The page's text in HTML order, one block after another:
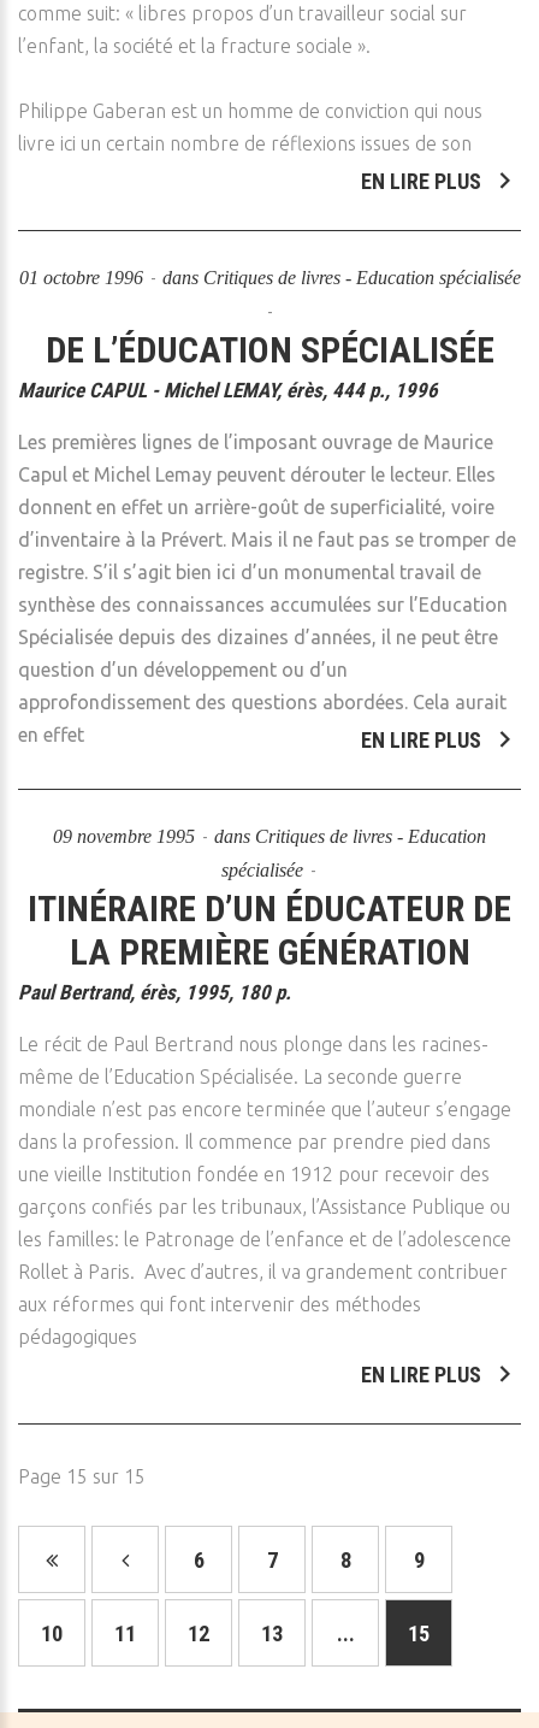
comme suit: « libres propos d’un travailleur social sur
l’enfant, la société et la fracture sociale ».
Philippe Gaberan est un homme de conviction qui nous
livre ici un certain nombre de réflexions issues de son
EN LIRE PLUS
01 octobre 1996 dans Critiques de livres - Education spécialisée
DE L’ÉDUCATION SPÉCIALISÉE
Maurice CAPUL - Michel LEMAY, érès, 444 p., 1996
Les premières lignes de l’imposant ouvrage de Maurice
Capul et Michel Lemay peuvent dérouter le lecteur. Elles
donnent en effet un arrière-goût de superficialité, voire
d’inventaire à la Prévert. Mais il ne faut pas se tromper de
registre. S’il s’agit bien ici d’un monumental travail de
synthèse des connaissances accumulées sur l’Education
Spécialisée depuis des dizaines d’années, il ne peut être
question d’un développement ou d’un
approfondissement des questions abordées. Cela aurait
en effet
EN LIRE PLUS
09 novembre 1995 dans Critiques de livres - Education
spécialisée
ITINÉRAIRE D’UN ÉDUCATEUR DE
LA PREMIÈRE GÉNÉRATION
Paul Bertrand, érès, 1995, 180 p.
Le récit de Paul Bertrand nous plonge dans les racines-
même de l’Education Spécialisée. La seconde guerre
mondiale n’est pas encore terminée que l’auteur s’engage
dans la profession. Il commence par prendre pied dans
une vieille Institution fondée en 1912 pour recevoir des
garçons confiés par les tribunaux, l’Assistance Publique ou
les familles: le Patronage de l’enfance et de l’adolescence
Rollet à Paris. Avec d’autres, il va grandement contribuer
aux réformes qui font intervenir des méthodes
pédagogiques
EN LIRE PLUS
Page 15 sur 15
6 7 8 9
10 11 12 13 ... 15